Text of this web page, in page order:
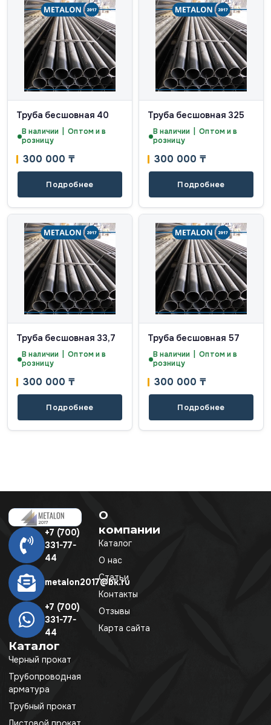
Труба бесшовная 40
В наличии | Оптом и в
розницу
300 000 ₸
Подробнее
Труба бесшовная 325
В наличии | Оптом и в
розницу
300 000 ₸
Подробнее
Труба бесшовная 33,7
В наличии | Оптом и в
розницу
300 000 ₸
Подробнее
Труба бесшовная 57
В наличии | Оптом и в
розницу
300 000 ₸
Подробнее
+7 (700)
331-77-
44
metalon2017@bk.ru
+7 (700)
331-77-
44
Каталог
Черный прокат
Трубопроводная
арматура
Трубный прокат
О
компании
Каталог
О нас
Статьи
Контакты
Отзывы
Карта сайта